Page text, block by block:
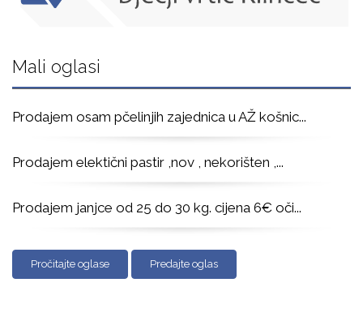
Mali oglasi
Prodajem osam pčelinjih zajednica u AŽ košnic...
Prodajem elektični pastir ,nov , nekorišten , ...
Prodajem janjce od 25 do 30 kg. cijena 6€ oči...
Pročitajte oglase Predajte oglas